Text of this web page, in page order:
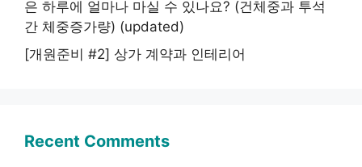
은 하루에 얼마나 마실 수 있나요? (건체중과 투석
간 체중증가량) (updated)
[개원준비 #2] 상가 계약과 인테리어
Recent Comments